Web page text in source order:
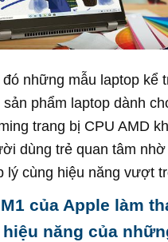
đó những mẫu laptop kể
sản phẩm laptop dành
trang bị CPU AMD
dùng trẻ quan tâm
lý cùng hiệu năng vượt
của Apple làm
hiệu năng của